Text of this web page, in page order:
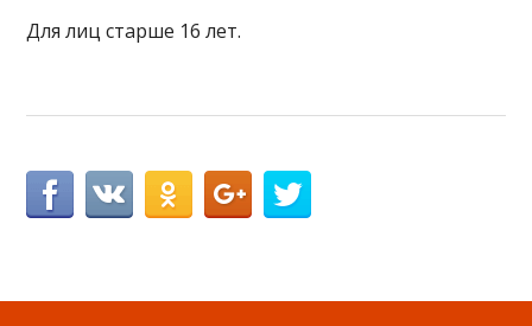
Для лиц старше 16 лет.